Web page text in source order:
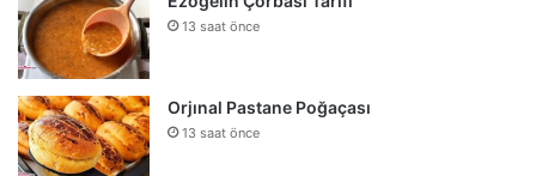
13 saat önce
Orjınal Pastane Poğaçası
13 saat önce